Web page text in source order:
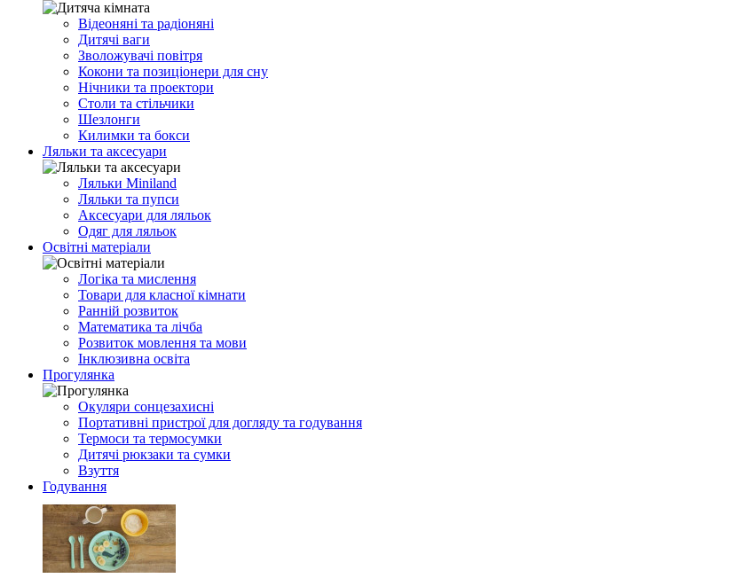
Відеоняні та радіоняні
Дитячі ваги
Зволожувачі повітря
Кокони та позиціонери для сну
Нічники та проектори
Столи та стільчики
Шезлонги
Килимки та бокси
Ляльки та аксесуари
Ляльки Miniland
Ляльки та пупси
Аксесуари для ляльок
Одяг для ляльок
Освітні матеріали
Логіка та мислення
Товари для класної кімнати
Ранній розвиток
Математика та лічба
Розвиток мовлення та мови
Інклюзивна освіта
Прогулянка
Окуляри сонцезахисні
Портативні пристрої для догляду та годування
Термоси та термосумки
Дитячі рюкзаки та сумки
Взуття
Годування